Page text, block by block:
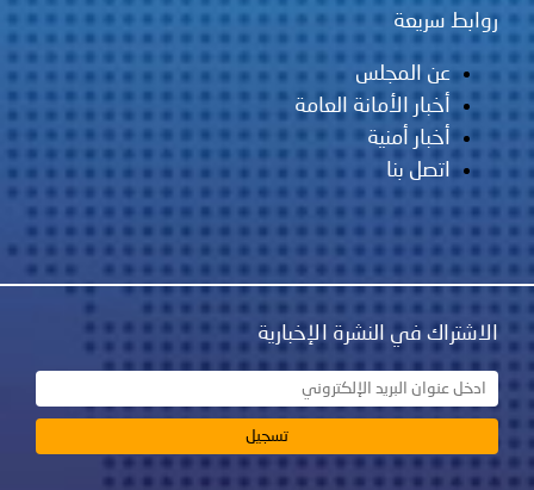
روابط سريعة
عن المجلس
أخبار الأمانة العامة
أخبار أمنية
اتصل بنا
الاشتراك في النشرة الإخبارية